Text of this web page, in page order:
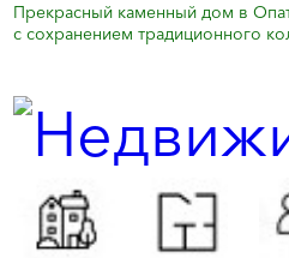
Прекрасный каменный дом в
с сохранением традиционного